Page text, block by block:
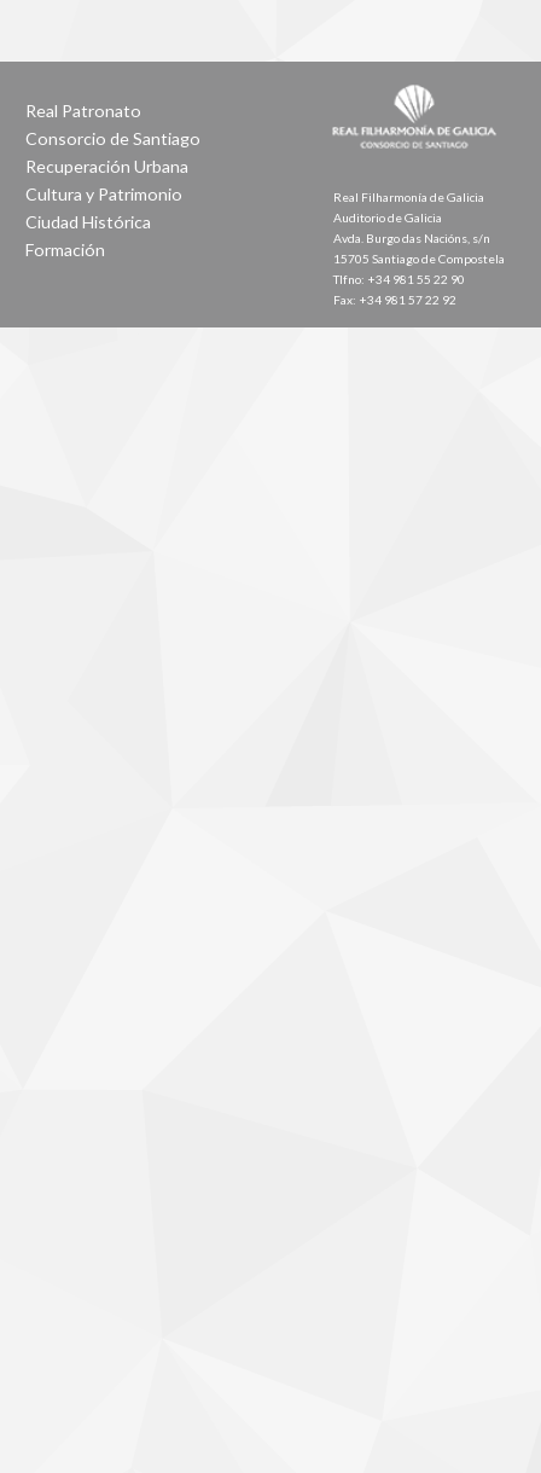
Real Patronato
Consorcio de Santiago
Recuperación Urbana
Cultura y Patrimonio
Ciudad Histórica
Formación
Real Filharmonía de Galicia
Auditorio de Galicia
Avda. Burgo das Nacións, s/n
15705 Santiago de Compostela
Tlfno: +34 981 55 22 90
Fax: +34 981 57 22 92